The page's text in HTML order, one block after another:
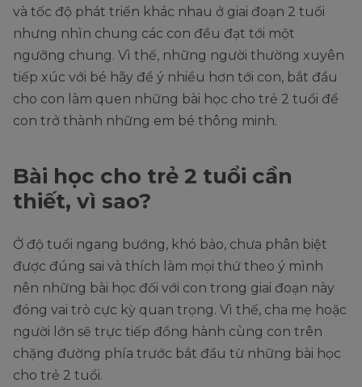
và tốc độ phát triển khác nhau ở giai đoạn 2 tuổi
nhưng nhìn chung các con đều đạt tới một
ngưỡng chung. Vì thế, những người thường xuyên
tiếp xúc với bé hãy để ý nhiều hơn tới con, bắt đầu
cho con làm quen những bài học cho trẻ 2 tuổi để
con trở thành những em bé thông minh.
Bài học cho trẻ 2 tuổi cần
thiết, vì sao?
Ở độ tuổi ngang bướng, khó bảo, chưa phân biệt
được đúng sai và thích làm mọi thứ theo ý mình
nên những bài học đối với con trong giai đoạn này
đóng vai trò cực kỳ quan trọng. Vì thế, cha mẹ hoặc
người lớn sẽ trực tiếp đồng hành cùng con trên
chặng đường phía trước bắt đầu từ những bài học
cho trẻ 2 tuổi.